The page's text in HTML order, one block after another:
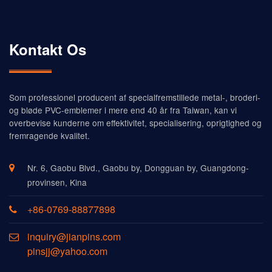
Kontakt Os
Som professionel producent af specialfremstillede metal-, broderi-
og bløde PVC-emblemer i mere end 40 år fra Taiwan, kan vi
overbevise kunderne om effektivitet, specialisering, oprigtighed og
fremragende kvalitet.
Nr. 6, Gaobu Blvd., Gaobu by, Dongguan by, Guangdong-
provinsen, Kina
+86-0769-88877898
inquiry@jianpins.com
pinsjj@yahoo.com